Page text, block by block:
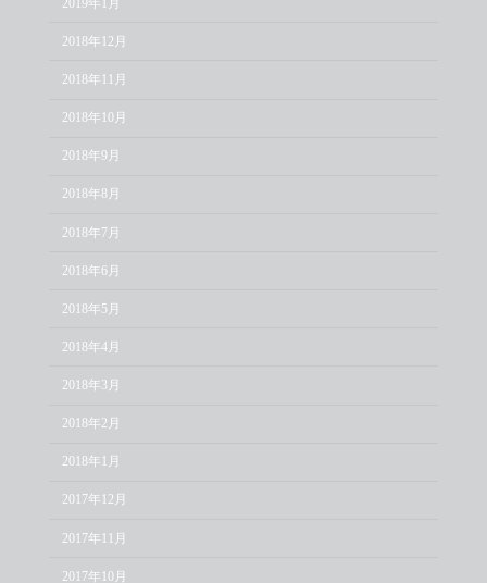
2018年12月
2018年11月
2018年10月
2018年9月
2018年8月
2018年7月
2018年6月
2018年5月
2018年4月
2018年3月
2018年2月
2018年1月
2017年12月
2017年11月
2017年10月